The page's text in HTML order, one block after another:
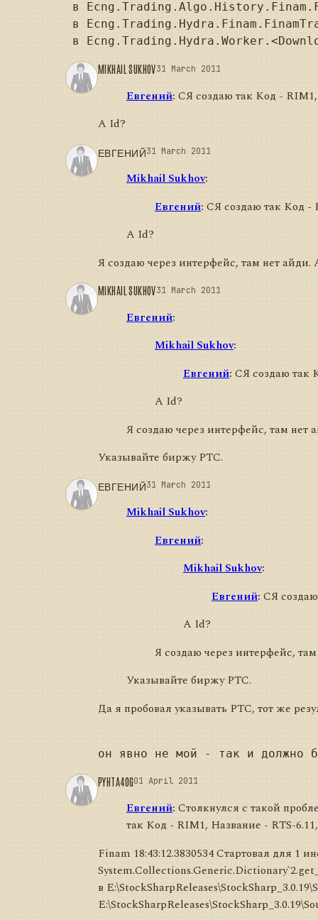
в
в
MIKHAIL SUKHOV31 March 2011
Евгений: СЯ создаю так Код -
А Id?
ЕВГЕНИЙ31 March 2011
Mikhail Sukhov:
Евгений: СЯ создаю так Код -
А Id?
Я создаю через интерфейс, там нет
MIKHAIL SUKHOV31 March 2011
Евгений:
Mikhail Sukhov:
Евгений: СЯ создаю так
А Id?
Я создаю через интерфейс, там нет
Указывайте биржу РТС.
ЕВГЕНИЙ31 March 2011
Mikhail Sukhov:
Евгений:
Mikhail Sukhov:
Евгений: СЯ
А Id?
Я создаю через интерфейс,
Указывайте биржу РТС.
Да я пробовал указывать РТС, тот же
PYHTA4OG01 April 2011
Евгений: Столкнулся с такой
так Код - RIM1, Название - RTS-
Finam 18:43:12.3830534 Стартовал для 1
в